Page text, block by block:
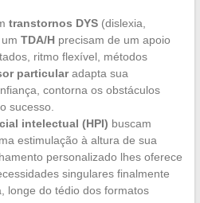
transtornos DYS(dislexia,
TDA/Hprecisam de um apoio
ritmo flexível, métodos
particularadapta sua
contorna os obstáculos
sucesso.
intelectual (HPI) buscam
estimulação à altura de sua
personalizado lhes oferece
singulares finalmente
longe do tédio dos formatos